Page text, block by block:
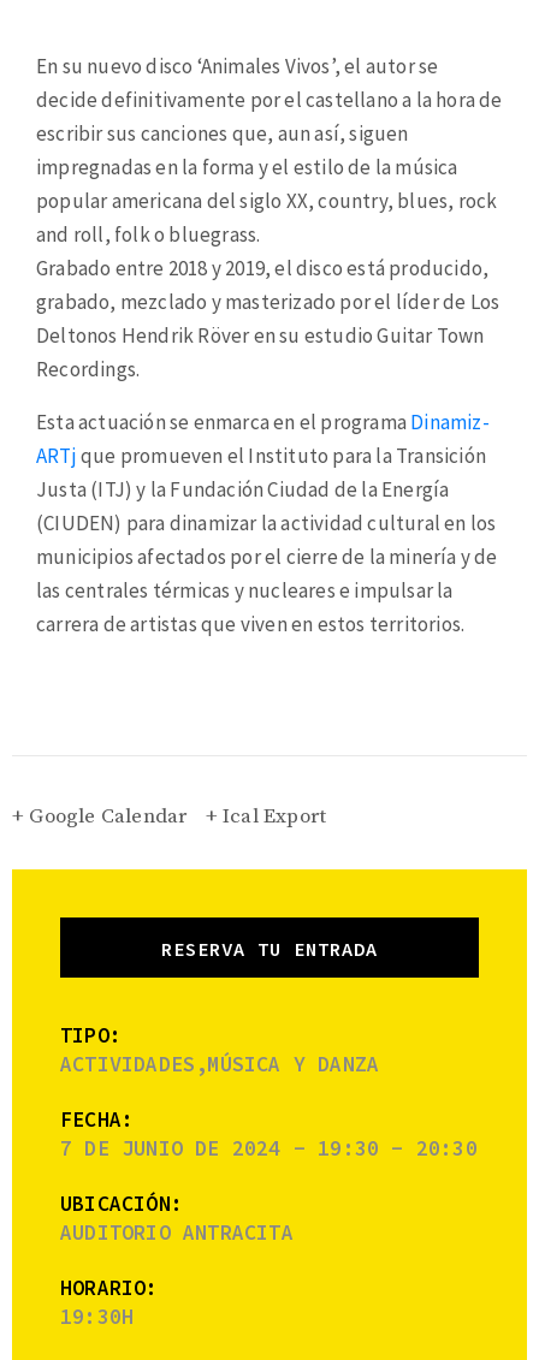
En su nuevo disco ‘Animales Vivos’, el autor se
decide definitivamente por el castellano a la hora de
escribir sus canciones que, aun así, siguen
impregnadas en la forma y el estilo de la música
popular americana del siglo XX, country, blues, rock
and roll, folk o bluegrass.
Grabado entre 2018 y 2019, el disco está producido,
grabado, mezclado y masterizado por el líder de Los
Deltonos Hendrik Röver en su estudio Guitar Town
Recordings.
Esta actuación se enmarca en el programa Dinamiz-
ARTjque promueven el Instituto para la Transición
Justa (ITJ) y la Fundación Ciudad de la Energía
(CIUDEN) para dinamizar la actividad cultural en los
municipios afectados por el cierre de la minería y de
las centrales térmicas y nucleares e impulsar la
carrera de artistas que viven en estos territorios.
+ Google Calendar + Ical Export
RESERVA TU ENTRADA
TIPO:
ACTIVIDADES,MÚSICA Y DANZA
FECHA:
7 DE JUNIO DE 2024 - 19:30 - 20:30
UBICACIÓN:
AUDITORIO ANTRACITA
HORARIO:
19:30H